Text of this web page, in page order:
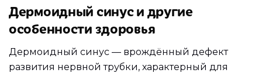
Дермоидный синус и другие
особенности здоровья
Дермоидный синус — врождённый дефект
развития нервной трубки, характерный для